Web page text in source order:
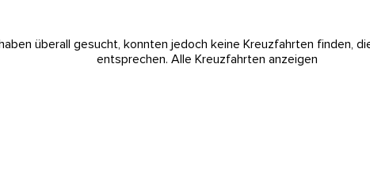
überall gesucht, konnten jedoch keine Kreuzfahrten finden,
entsprechen. Alle Kreuzfahrten anzeigen